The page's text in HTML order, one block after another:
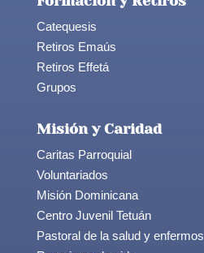
Catequesis
Retiros Emaús
Retiros Effetá
Grupos
Misión y Caridad
Caritas Parroquial
Voluntariados
Misión Dominicana
Centro Juvenil Tetuán
Pastoral de la salud y enfermos